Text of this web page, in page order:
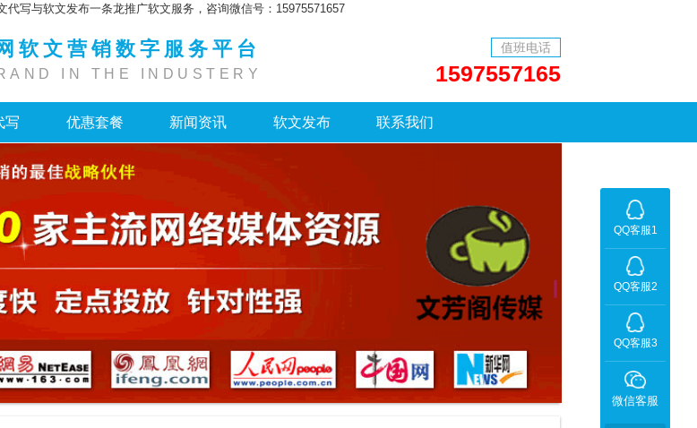
代写与软文发布一条龙推广软文服务，咨询微信号：15975571657
软文营销数字服务平台
IN THE INDUSTERY
值班电话
1597557165
写 优惠套餐 新闻资讯 软文发布 联系我们
QQ客服1
QQ客服2
QQ客服3
微信客服